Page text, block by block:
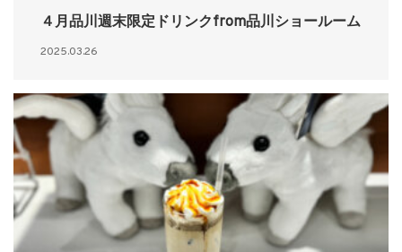
４月品川週末限定ドリンクfrom品川ショールーム
2025.03.26